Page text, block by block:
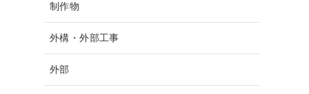
制作物
外構・外部工事
外部